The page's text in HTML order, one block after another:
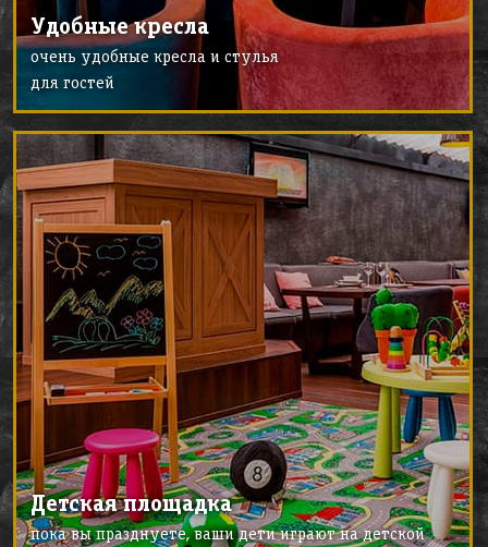
Удобные кресла
очень удобные кресла и стулья
для гостей
Детская площадка
пока вы празднуете, ваши дети играют на детской